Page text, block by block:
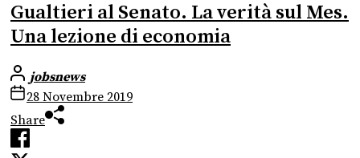
Gualtieri al Senato. La verità sul Mes.
Una lezione di economia
jobsnews
28 Novembre 2019
Share